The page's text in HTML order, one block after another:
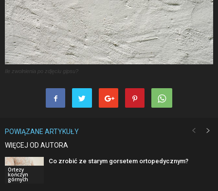
Ile zwolnienia po zdjęciu gipsu?
POWIĄZANE ARTYKUŁY
WIĘCEJ OD AUTORA
Ortezy
kończyn
górnych
Co zrobić ze starym gorsetem ortopedycznym?